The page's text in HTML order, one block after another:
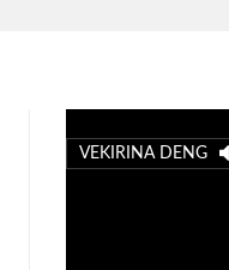
VEKIRINA DENG